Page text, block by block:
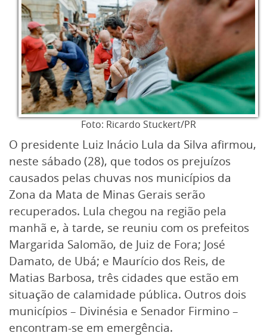
Foto: Ricardo Stuckert/PR
O presidente Luiz Inácio Lula da Silva afirmou,
neste sábado (28), que todos os prejuízos
causados pelas chuvas nos municípios da
Zona da Mata de Minas Gerais serão
recuperados. Lula chegou na região pela
manhã e, à tarde, se reuniu com os prefeitos
Margarida Salomão, de Juiz de Fora; José
Damato, de Ubá; e Maurício dos Reis, de
Matias Barbosa, três cidades que estão em
situação de calamidade pública. Outros dois
municípios – Divinésia e Senador Firmino –
encontram-se em emergência.